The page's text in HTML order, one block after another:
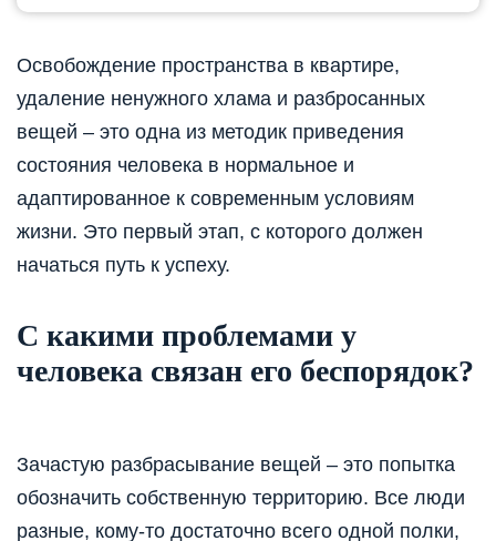
Освобождение пространства в квартире,
удаление ненужного хлама и разбросанных
вещей – это одна из методик приведения
состояния человека в нормальное и
адаптированное к современным условиям
жизни. Это первый этап, с которого должен
начаться путь к успеху.
С какими проблемами у
человека связан его беспорядок?
Зачастую разбрасывание вещей – это попытка
обозначить собственную территорию. Все люди
разные, кому-то достаточно всего одной полки,